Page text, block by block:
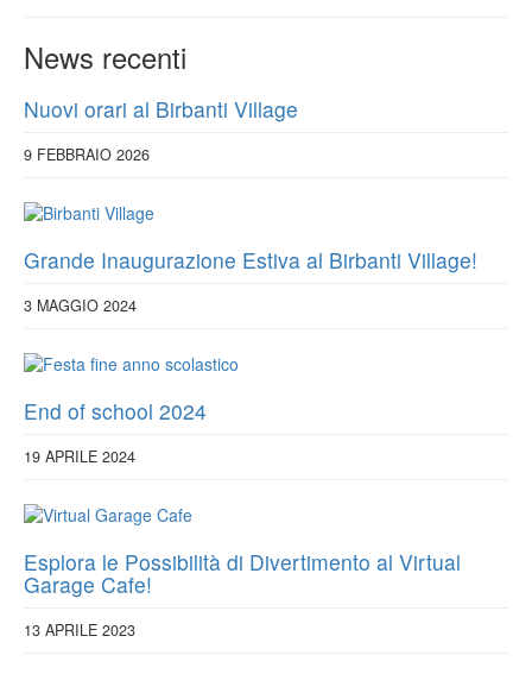
News recenti
Nuovi orari al Birbanti Village
9 FEBBRAIO 2026
Grande Inaugurazione Estiva al Birbanti Village!
3 MAGGIO 2024
End of school 2024
19 APRILE 2024
Esplora le Possibilità di Divertimento al Virtual
Garage Cafe!
13 APRILE 2023